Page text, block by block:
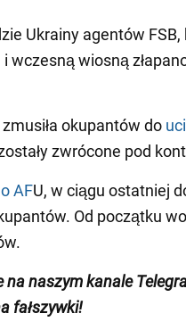
Ukrainy agentów
wczesną wiosną
okupantów do
zwrócone pod
AFU, w ciągu ostatniej
Od początku
naszym kanale
fałszywki!